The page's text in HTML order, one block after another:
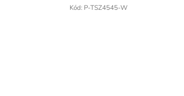
Kód: P-TSZ4545-W